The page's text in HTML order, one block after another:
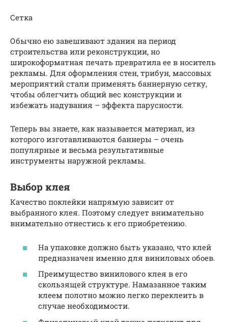
Сетка
Обычно ею завешивают здания на период
строительства или реконструкции, но
широкоформатная печать превратила ее в носитель
рекламы. Для оформления стен, трибун, массовых
мероприятий стали применять баннерную сетку,
чтобы облегчить общий вес конструкции и
избежать надувания – эффекта парусности.
Теперь вы знаете, как называется материал, из
которого изготавливаются баннеры – очень
популярные и весьма результативные
инструменты наружной рекламы.
Выбор клея
Качество поклейки напрямую зависит от
выбранного клея. Поэтому следует внимательно
внимательно отнестись к его приобретению.
На упаковке должно быть указано, что клей
предназначен именно для виниловых обоев.
Преимущество винилового клея в его
скользящей структуре. Намазанное таким
клеем полотно можно легко переклеить в
случае необходимости.